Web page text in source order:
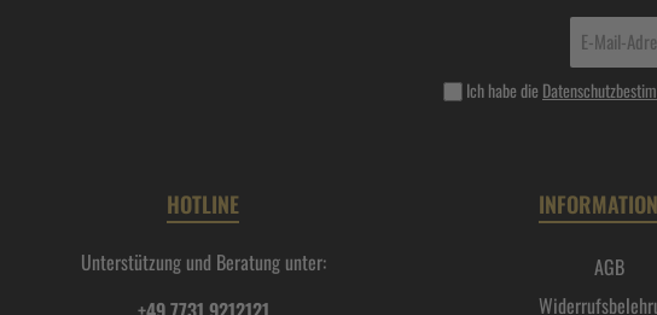
Ich habe die
HOTLINE
Unterstützung und Beratung unter:
AGB